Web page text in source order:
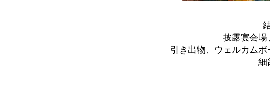
披露宴会場
引き出物、ウェルカム
細